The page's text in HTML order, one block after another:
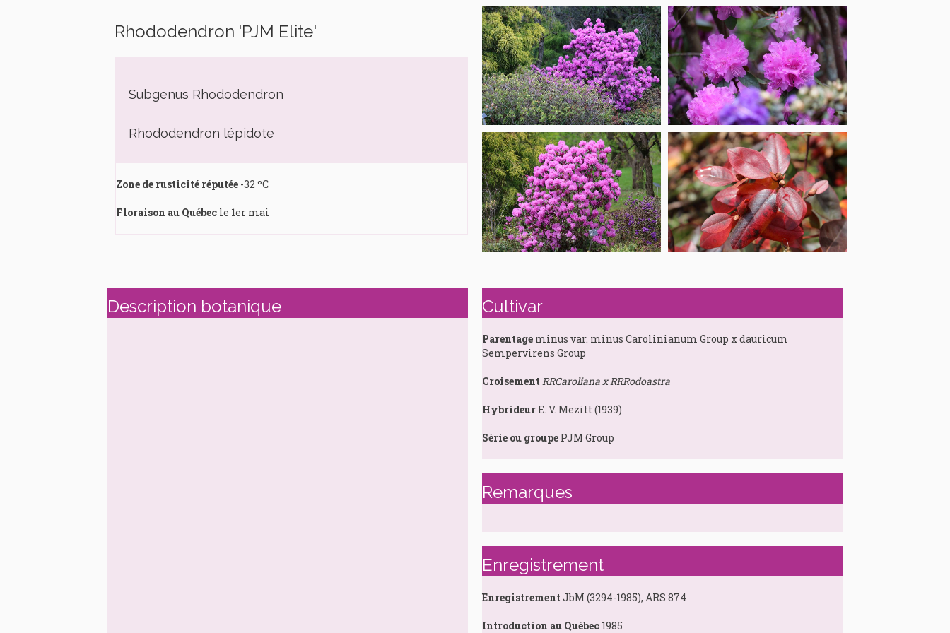
Rhododendron 'PJM Elite'
Subgenus Rhododendron
Rhododendron lépidote
Zone de rusticité réputée -32 ºC
Floraison au Québec le 1er mai
Description botanique Cultivar
Parentage minus var. minus Carolinianum Group x dauricum
Sempervirens Group
Croisement RRCaroliana x RRRodoastra
HybrideurE. V. Mezitt (1939)
Série ou groupe PJM Group
Remarques
Enregistrement
Enregistrement JbM (3294-1985), ARS 874
Introduction au Québec 1985